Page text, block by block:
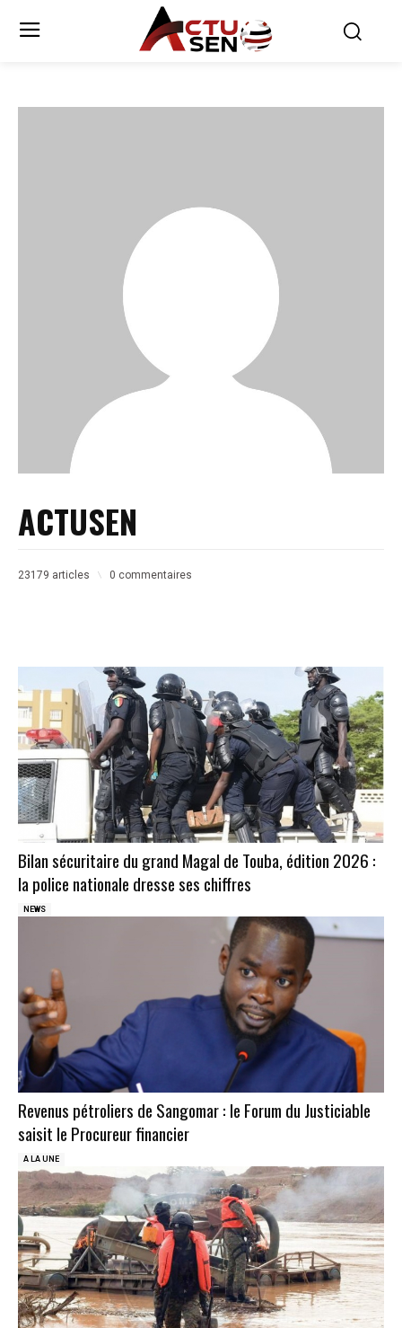
ACTUSEN
23179 articles 0 commentaires
Bilan sécuritaire du grand Magal de Touba, édition 2026 :
la police nationale dresse ses chiffres
NEWS
Revenus pétroliers de Sangomar : le Forum du Justiciable
saisit le Procureur financier
A LA UNE